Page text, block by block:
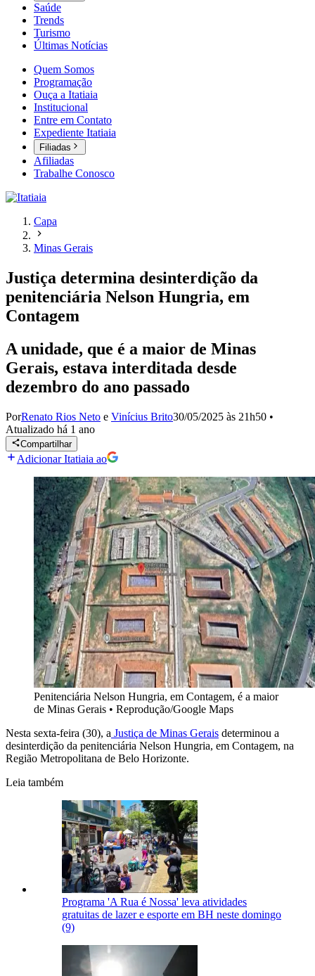
Saúde
Trends
Turismo
Últimas Notícias
Quem Somos
Programação
Ouça a Itatiaia
Institucional
Entre em Contato
Expediente Itatiaia
Filiadas
Afiliadas
Trabalhe Conosco
Capa
Minas Gerais
Justiça determina desinterdição da
penitenciária Nelson Hungria, em
Contagem
A unidade, que é a maior de Minas
Gerais, estava interditada desde
dezembro do ano passado
PorRenato Rios Neto e Vinícius Brito30/05/2025 às 21h50 •
Atualizado há 1 ano
Compartilhar
Adicionar Itatiaia ao
Penitenciária Nelson Hungria, em Contagem, é a maior
de Minas Gerais • Reprodução/Google Maps
Nesta sexta-feira (30), a Justiça de Minas Gerais determinou a
desinterdição da penitenciária Nelson Hungria, em Contagem, na
Região Metropolitana de Belo Horizonte.
Leia também
Programa 'A Rua é Nossa' leva atividades
gratuitas de lazer e esporte em BH neste domingo
(9)